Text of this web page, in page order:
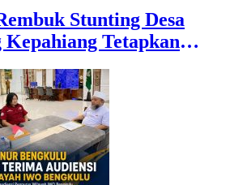
Stunting Desa
Tetapkan
Penurunan Stunting